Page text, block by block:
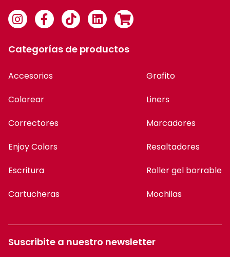
Categorías de productos
Accesorios
Colorear
Correctores
Enjoy Colors
Escritura
Cartucheras
Grafito
Liners
Marcadores
Resaltadores
Roller gel borrable
Mochilas
Suscribite a nuestro newsletter